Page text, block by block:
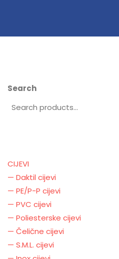
Search
CIJEVI
— Daktil cijevi
— PE/P-P cijevi
— PVC cijevi
— Poliesterske cijevi
— Čelične cijevi
— S.M.L. cijevi